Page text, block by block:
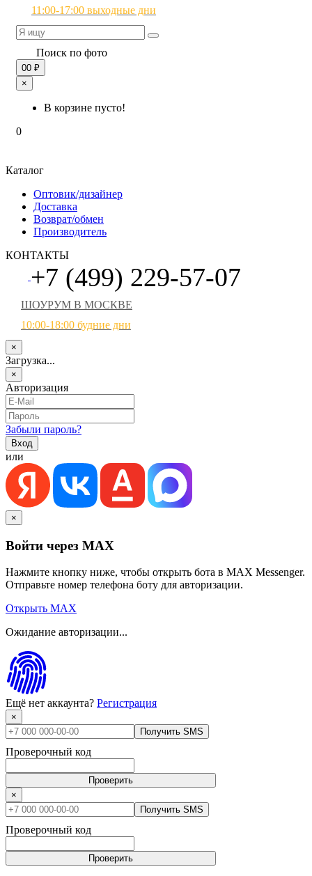
11:00-17:00 выходные дни
Поиск по фото
00 ₽
×
В корзине пусто!
0
Каталог
Оптовик/дизайнер
Доставка
Возврат/обмен
Производитель
КОНТАКТЫ
+7 (499) 229-57-07
ШОУРУМ В МОСКВЕ
10:00-18:00 будние дни
×
Загрузка...
×
Авторизация
Забыли пароль?
или
×
Войти через MAX
Нажмите кнопку ниже, чтобы открыть бота в MAX Messenger.
Отправьте номер телефона боту для авторизации.
Открыть MAX
Ожидание авторизации...
Ещё нет аккаунта? Регистрация
×
Получить SMS
Проверочный код
Проверить
×
Получить SMS
Проверочный код
Проверить